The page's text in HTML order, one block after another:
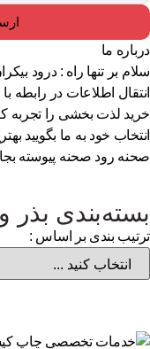
درباره ما
انتقال اطلاعات در
خرید لذت بخشی را تجربه
انتخاب خود به ما بگویید
صحنه رود صحنه پیوسته
بسته‌بندی بذر
ترتیب بندی بر اساس :